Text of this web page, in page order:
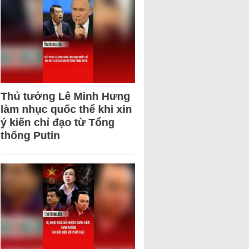
Thủ tướng Lê Minh Hưng
làm nhục quốc thể khi xin
ý kiến chỉ đạo từ Tổng
thống Putin